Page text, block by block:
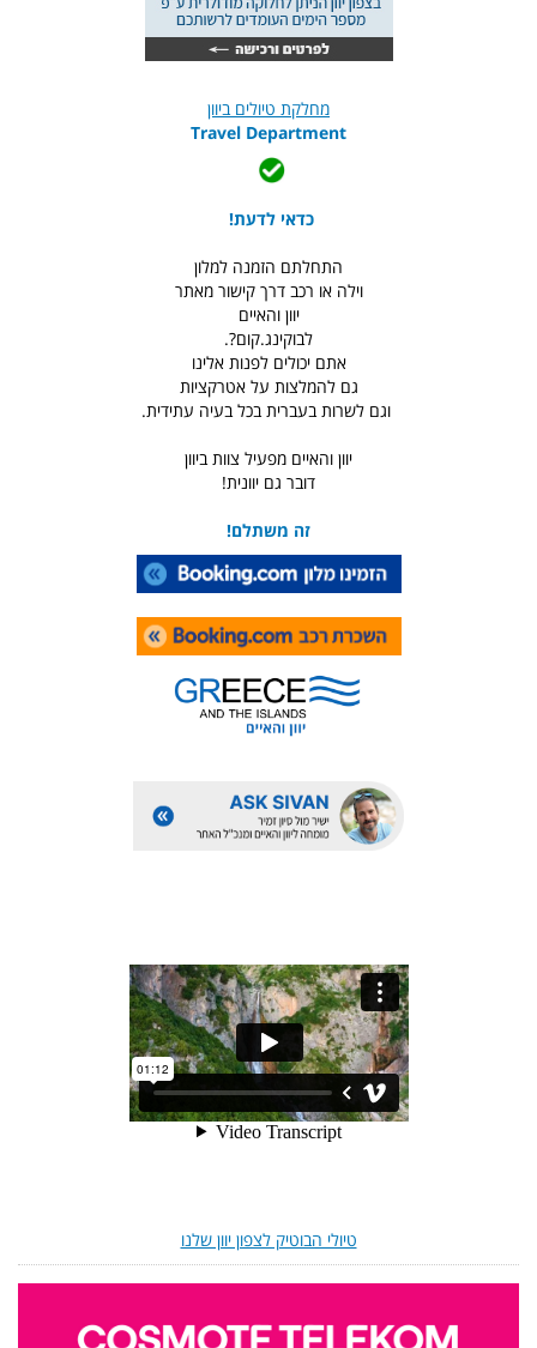
מחלקת טיולים ביוון
Travel Department
כדאי לדעת!
התחלתם הזמנה למלון
וילה או רכב דרך קישור מאתר
יוון והאיים
לבוקינג.קום?.
אתם יכולים לפנות אלינו
גם להמלצות על אטרקציות
וגם לשרות בעברית בכל בעיה עתידית.
יוון והאיים מפעיל צוות ביוון
דובר גם יוונית!
זה משתלם!
טיולי הבוטיק לצפון יוון שלנו